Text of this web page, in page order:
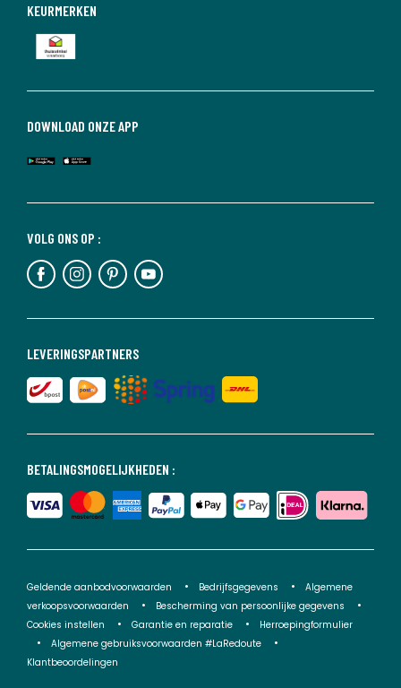
BETALINGSMOGELIJKHEDEN :
LEVERINGSPARTNERS
VOLG ONS OP :
DOWNLOAD ONZE APP
KEURMERKEN
Geldende aanbodvoorwaarden Bedrijfsgegevens
Algemene
verkoopsvoorwaarden
Bescherming van persoonlijke gegevens
Cookies instellen
Garantie en reparatie
Herroepingformulier
Algemene gebruiksvoorwaarden #LaRedoute
Klantbeoordelingen